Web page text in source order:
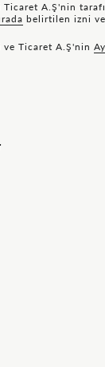
Ticaret A.Ş'nin
rada belirtilen izni
ve Ticaret A.Ş'nin